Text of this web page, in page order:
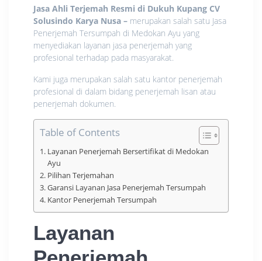
Jasa Ahli Terjemah Resmi di Dukuh Kupang CV
Solusindo Karya Nusa – merupakan salah satu Jasa
Penerjemah Tersumpah di Medokan Ayu yang
menyediakan layanan jasa penerjemah yang
profesional terhadap pada masyarakat.
Kami juga merupakan salah satu kantor penerjemah
profesional di dalam bidang penerjemah lisan atau
penerjemah dokumen.
Table of Contents
Layanan Penerjemah Bersertifikat di Medokan
Ayu
Pilihan Terjemahan
Garansi Layanan Jasa Penerjemah Tersumpah
Kantor Penerjemah Tersumpah
Layanan